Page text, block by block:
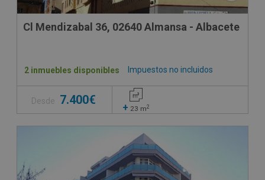
Cl Mendizabal 36, 02640 Almansa - Albacete
Impuestos no incluidos
2 inmuebles disponibles
Desde 7.400€
+ 23 m2